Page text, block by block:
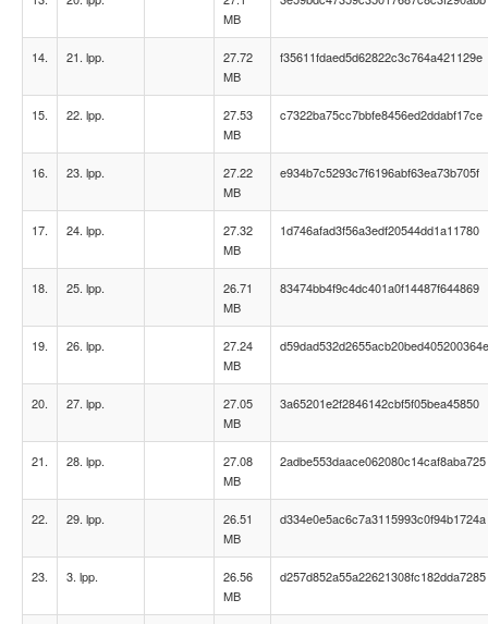
MB
14. 21. lpp.
27.72
MB
f35611fdaed5d62822c3c764a421129e
15. 22. lpp.
27.53
MB
c7322ba75cc7bbfe8456ed2ddabf17ce
16. 23. lpp.
27.22
MB
e934b7c5293c7f6196abf63ea73b705f
17. 24. lpp.
27.32
MB
1d746afad3f56a3edf20544dd1a11780
18. 25. lpp.
26.71
MB
83474bb4f9c4dc401a0f14487f644869
19. 26. lpp.
27.24
MB
d59dad532d2655acb20bed405200364e
20. 27. lpp.
27.05
MB
3a65201e2f2846142cbf5f05bea45850
21. 28. lpp.
27.08
MB
2adbe553daace062080c14caf8aba725
22. 29. lpp.
26.51
MB
d334e0e5ac6c7a3115993c0f94b1724a
23. 3. lpp.
26.56
MB
d257d852a55a22621308fc182dda7285